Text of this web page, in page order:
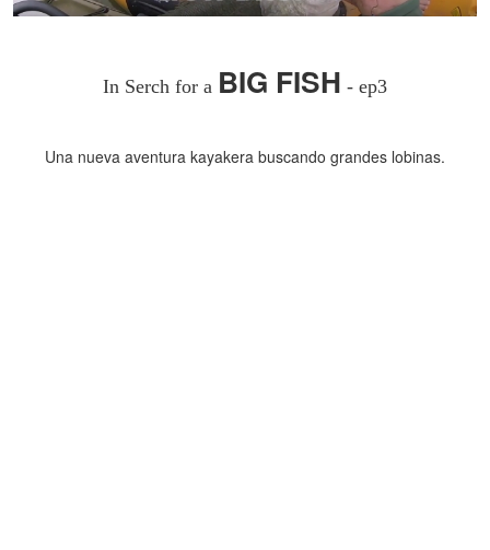
In Serch for a BIG FISH - ep3
Una nueva aventura kayakera buscando grandes lobinas.